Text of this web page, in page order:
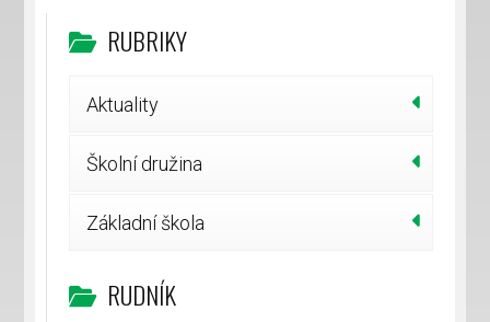
RUBRIKY
Aktuality
Školní družina
Základní škola
RUDNÍK